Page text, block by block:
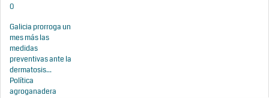
0
Galicia prorroga un
mes más las
medidas
preventivas ante la
dermatosis...
Política
agroganadera